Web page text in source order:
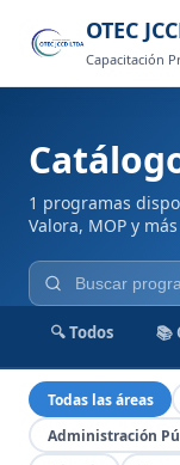
OTEC
Capacitación
1 programas
Valora, MOP y más
🔍 Todos 📚
Todas las áreas
Administración